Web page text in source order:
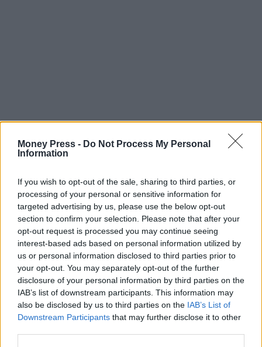
Money Press - Do Not Process My Personal
Information
If you wish to opt-out of the sale, sharing to third parties, or
processing of your personal or sensitive information for
targeted advertising by us, please use the below opt-out
section to confirm your selection. Please note that after your
opt-out request is processed you may continue seeing
interest-based ads based on personal information utilized by
us or personal information disclosed to third parties prior to
your opt-out. You may separately opt-out of the further
disclosure of your personal information by third parties on the
IAB’s list of downstream participants. This information may
also be disclosed by us to third parties on the IAB’s List of
Downstream Participants that may further disclose it to other